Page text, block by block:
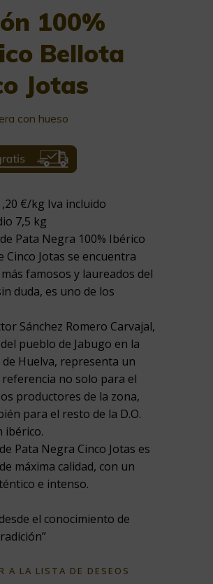
100%
Bellota
Jotas
con hueso
€/kg Iva incluido
7,5 kg
Pata Negra 100% Ibérico
Cinco Jotas se encuentra
famosos y laureados del
duda, es uno de los
Sánchez Romero Carvajal,
pueblo de Jabugo en la
Huelva, representa un
no solo para el
productores de la zona,
para el resto de la D.O.
ibérico.
Pata Negra Cinco Jotas es
máxima calidad, con un
e intenso.
el conocimiento de
A LA LISTA DE DESEOS